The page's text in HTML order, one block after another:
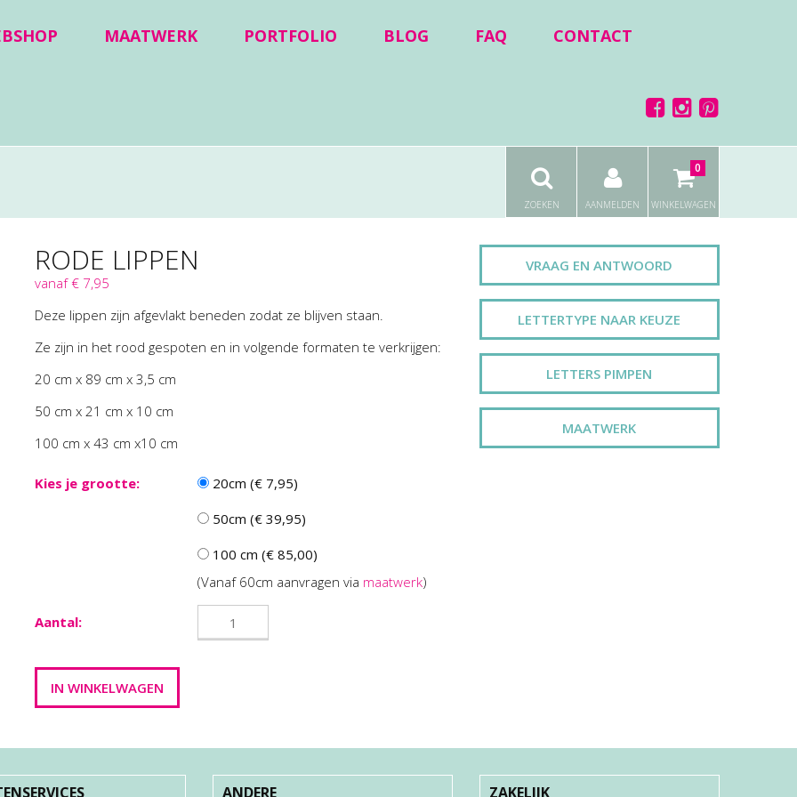
MAATWERK PORTFOLIO BLOG FAQ CONTACT
ZOEKEN AANMELDEN WINKELWAGEN
0
RODE LIPPEN
vanaf € 7,95
Deze lippen zijn afgevlakt beneden zodat ze blijven staan.
Ze zijn in het rood gespoten en in volgende formaten te verkrijgen:
20 cm x 89 cm x 3,5 cm
50 cm x 21 cm x 10 cm
100 cm x 43 cm x10 cm
Kies je grootte:
20cm (€ 7,95)
50cm (€ 39,95)
100 cm (€ 85,00)
(Vanaf 60cm aanvragen via maatwerk)
Aantal:
VRAAG EN ANTWOORD
LETTERTYPE NAAR KEUZE
LETTERS PIMPEN
MAATWERK
ANDERE ZAKELIJK